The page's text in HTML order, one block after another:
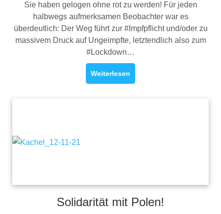
Sie haben gelogen ohne rot zu werden! Für jeden
halbwegs aufmerksamen Beobachter war es
überdeutlich: Der Weg führt zur #Impfpflicht und/oder zu
massivem Druck auf Ungeimpfte, letztendlich also zum
#Lockdown…
Weiterlesen
Solidarität mit Polen!